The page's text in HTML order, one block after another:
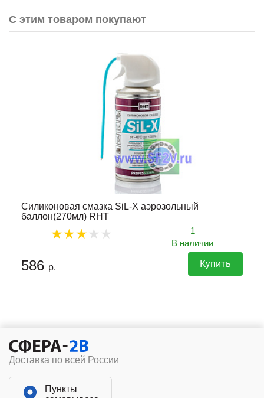
С этим товаром покупают
Силиконовая смазка SiL-X аэрозольный
баллон(270мл) RHT
1
В наличии
586 р. Купить
Доставка по всей России
Пункты